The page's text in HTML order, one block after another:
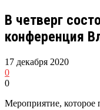
В четверг
конференция
17 декабря 2020
0
0
Мероприятие, которое